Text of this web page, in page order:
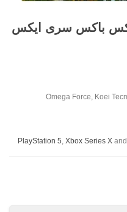
PlayStation 5 Xbox Series Xand